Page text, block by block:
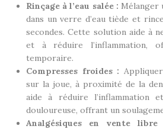
Rinçage à l’eau salée : Mélanger
dans un verre d’eau tiède et
secondes. Cette solution aide à
et à réduire l’inflammation,
temporaire.
Compresses froides :
sur la joue, à proximité de la
aide à réduire l’inflammation
douloureuse, offrant un
Analgésiques en vente